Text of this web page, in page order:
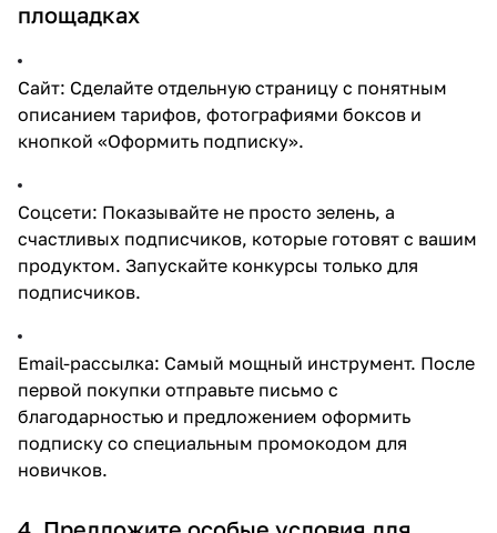
площадках
Сайт: Сделайте отдельную страницу с понятным
описанием тарифов, фотографиями боксов и
кнопкой «Оформить подписку».
Соцсети: Показывайте не просто зелень, а
счастливых подписчиков, которые готовят с вашим
продуктом. Запускайте конкурсы только для
подписчиков.
Email-рассылка: Самый мощный инструмент. После
первой покупки отправьте письмо с
благодарностью и предложением оформить
подписку со специальным промокодом для
новичков.